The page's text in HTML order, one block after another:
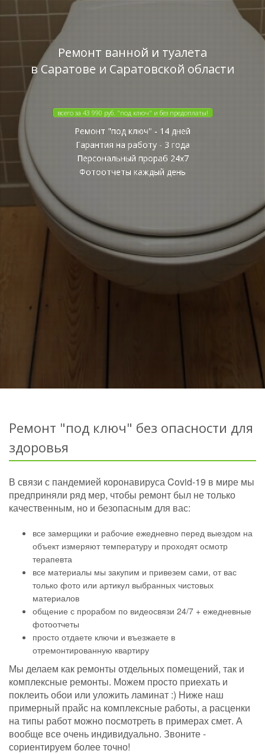
Ремонт ванной и туалета
в Саратове и Саратовской области
всего за 43 990 руб. "под ключ" и без предоплаты!
Ремонт "под ключ" - 14 дней
Гарантия на работу - 3 года
Персональный прораб 24x7
Фотоотчеты каждый день
Ремонт "под ключ" без опасности для
здоровья
В связи с пандемией коронавируса Covid-19 в мире мы
предприняли ряд мер, чтобы ремонт был не только
качественным, но и безопасным для вас:
все замерщики и рабочие ежедневно перед выездом на
объект измеряют температуру и проходят осмотр
терапевта
все материалы мы закупим и привезем сами, от вас
только фото или артикул выбранных чистовых
материалов
общение с прорабом по видеосвязи 24/7 + ежедневные
фотоотчеты
просто отдаете ключи и въезжаете в
отремонтированную квартиру
Мы делаем как ремонты отдельных помещений, так и
комплексные ремонты. Можем просто приехать и
поклеить обои или уложить ламинат :) Ниже наш
примерный прайс на комплексные работы, а расценки
на типы работ можно посмотреть в примерах смет. А
вообще все очень индивидуально. Звоните -
сориентируем более точно!